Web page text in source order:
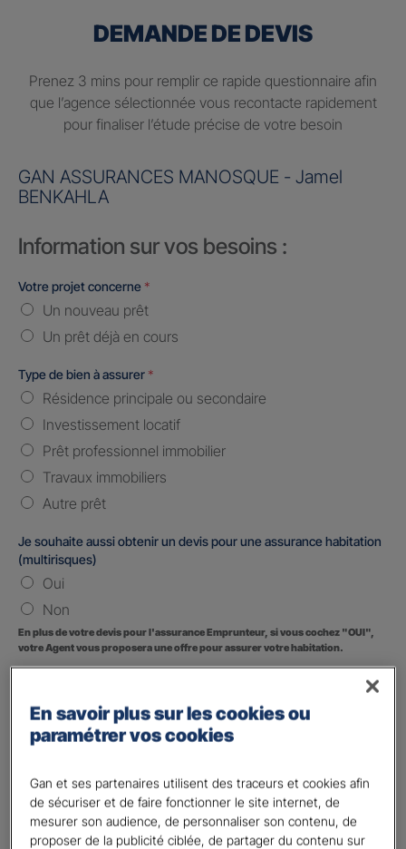
DEMANDE DE DEVIS
Prenez 3 mins pour remplir ce rapide questionnaire afin
que l’agence sélectionnée vous recontacte rapidement
pour finaliser l’étude précise de votre besoin
GAN ASSURANCES MANOSQUE - Jamel
BENKAHLA
Information sur vos besoins :
Votre projet concerne *
Un nouveau prêt
Un prêt déjà en cours
Type de bien à assurer *
Résidence principale ou secondaire
Investissement locatif
Prêt professionnel immobilier
Travaux immobiliers
Autre prêt
Je souhaite aussi obtenir un devis pour une assurance habitation
(multirisques)
Oui
Non
En plus de votre devis pour l'assurance Emprunteur, si vous cochez "OUI",
votre Agent vous proposera une offre pour assurer votre habitation.
Etes-vous déjà client Gan assurances ?
Non
Madame
En savoir plus sur les cookies ou
paramétrer vos cookies
Gan et ses partenaires utilisent des traceurs et cookies afin
de sécuriser et de faire fonctionner le site internet, de
mesurer son audience, de personnaliser son contenu, de
proposer de la publicité ciblée, de partager du contenu sur